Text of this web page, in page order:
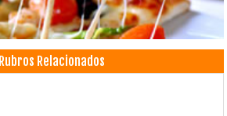
Rubros Relacionados